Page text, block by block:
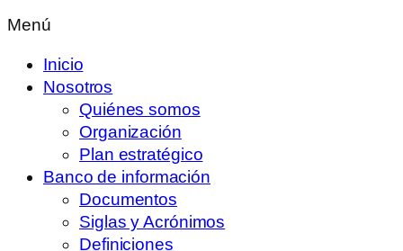
Menú
Inicio
Nosotros
Quiénes somos
Organización
Plan estratégico
Banco de información
Documentos
Siglas y Acrónimos
Definiciones